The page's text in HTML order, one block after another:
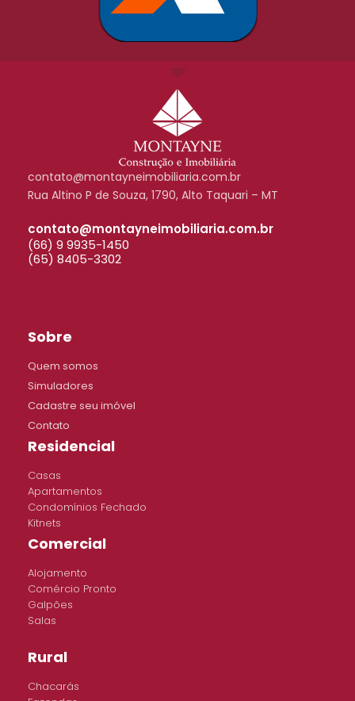
contato@montayneimobiliaria.com.br
Rua Altino P de Souza, 1790, Alto Taquari – MT
contato@montayneimobiliaria.com.br
(66) 9 9935-1450
(65) 8405-3302
Sobre
Quem somos
Simuladores
Cadastre seu imóvel
Contato
Residencial
Casas
Apartamentos
Condomínios Fechado
Kitnets
Comercial
Alojamento
Comércio Pronto
Galpões
Salas
Rural
Chacarás